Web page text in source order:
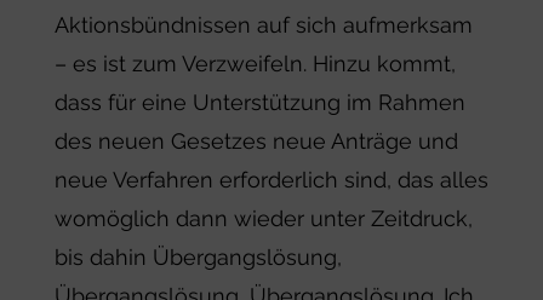
Aktionsbündnissen auf sich aufmerksam
– es ist zum Verzweifeln. Hinzu kommt,
dass für eine Unterstützung im Rahmen
des neuen Gesetzes neue Anträge und
neue Verfahren erforderlich sind, das alles
womöglich dann wieder unter Zeitdruck,
bis dahin Übergangslösung,